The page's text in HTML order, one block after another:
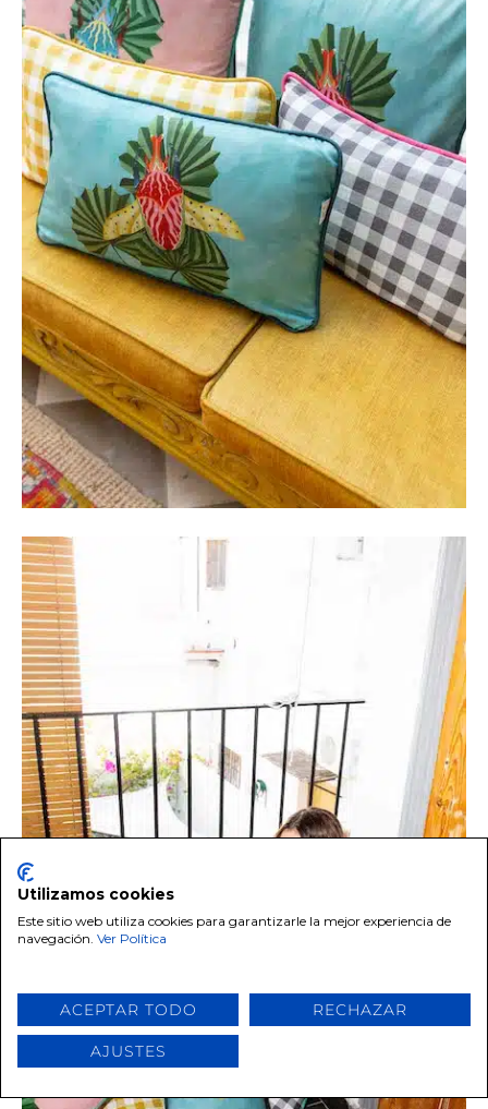
Utilizamos cookies
Este sitio web utiliza cookies para garantizarle la mejor experiencia de
navegación. Ver Política
ACEPTAR TODO RECHAZAR
AJUSTES